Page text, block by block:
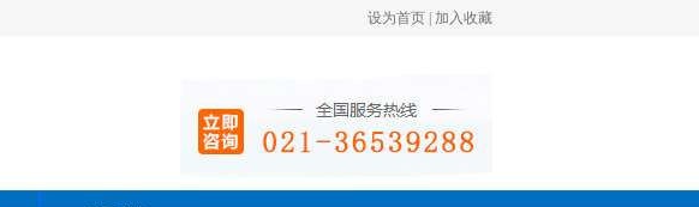
设为首页 加入收藏